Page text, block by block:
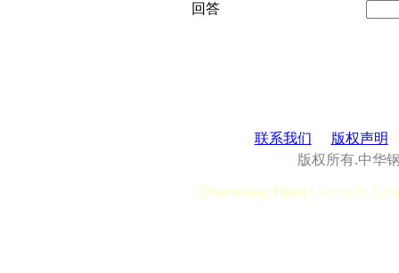
回答
联系我们
版权声明
版权所有.中华
[Processing Time] User:0.28,